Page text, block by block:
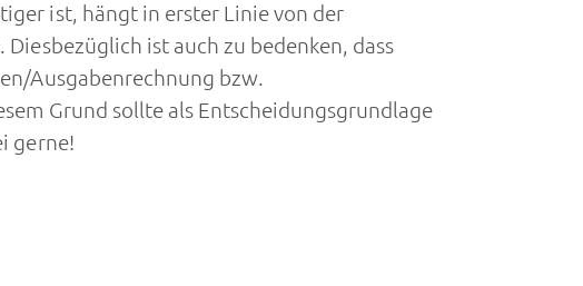
ist, hängt in erster Linie von der
ist auch zu bedenken, dass
Ausgabenrechnung bzw.
Grund sollte als Entscheidungsgrundlage
gerne!